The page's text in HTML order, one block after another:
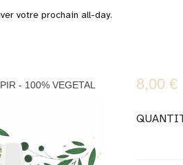
votre prochain all-day.
- 100% VEGETAL 8,00 €